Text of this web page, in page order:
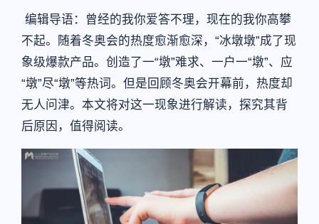
编辑导语：曾经的我你爱答不理，现在的我你高攀
不起。随着冬奥会的热度愈渐愈深，“冰墩墩”成了现
象级爆款产品。创造了一“墩”难求、一户一“墩”、应
“墩”尽“墩”等热词。但是回顾冬奥会开幕前，热度却
无人问津。本文将对这一现象进行解读，探究其背
后原因，值得阅读。